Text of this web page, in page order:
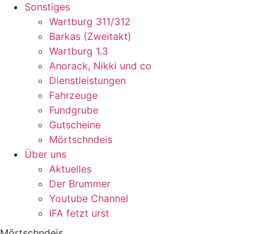
Sonstiges
Wartburg 311/312
Barkas (Zweitakt)
Wartburg 1.3
Anorack, Nikki und co
Dienstleistungen
Fahrzeuge
Fundgrube
Gutscheine
Mörtschndeis
Über uns
Aktuelles
Der Brummer
Youtube Channel
IFA fetzt urst